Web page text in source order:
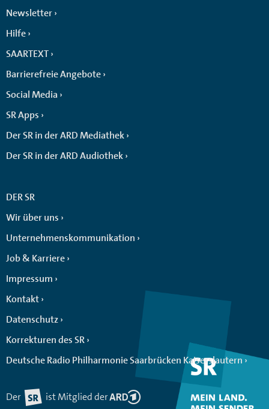
Newsletter
Hilfe
SAARTEXT
Barrierefreie Angebote
Social Media
SR Apps
Der SR in der ARD Mediathek
Der SR in der ARD Audiothek
DER SR
Wir über uns
Unternehmenskommunikation
Job & Karriere
Impressum
Kontakt
Datenschutz
Korrekturen des SR
Deutsche Radio Philharmonie Saarbrücken Kaiserslautern
Der ist Mitglied der